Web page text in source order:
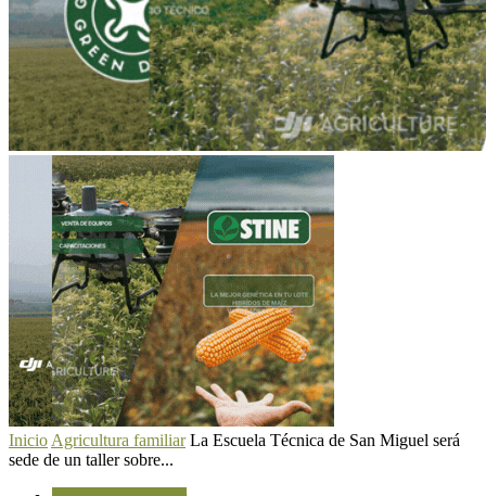
Inicio Agricultura familiar La Escuela Técnica de San Miguel será
sede de un taller sobre...